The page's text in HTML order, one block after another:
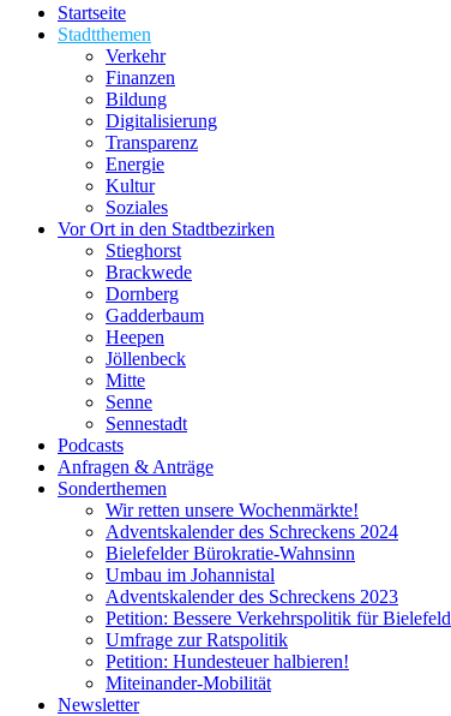
Startseite
Stadtthemen
Verkehr
Finanzen
Bildung
Digitalisierung
Transparenz
Energie
Kultur
Soziales
Vor Ort in den Stadtbezirken
Stieghorst
Brackwede
Dornberg
Gadderbaum
Heepen
Jöllenbeck
Mitte
Senne
Sennestadt
Podcasts
Anfragen & Anträge
Sonderthemen
Wir retten unsere Wochenmärkte!
Adventskalender des Schreckens 2024
Bielefelder Bürokratie-Wahnsinn
Umbau im Johannistal
Adventskalender des Schreckens 2023
Petition: Bessere Verkehrspolitik für Bielefeld​​
Umfrage zur Ratspolitik
Petition: Hundesteuer halbieren!
Miteinander-Mobilität
Newsletter